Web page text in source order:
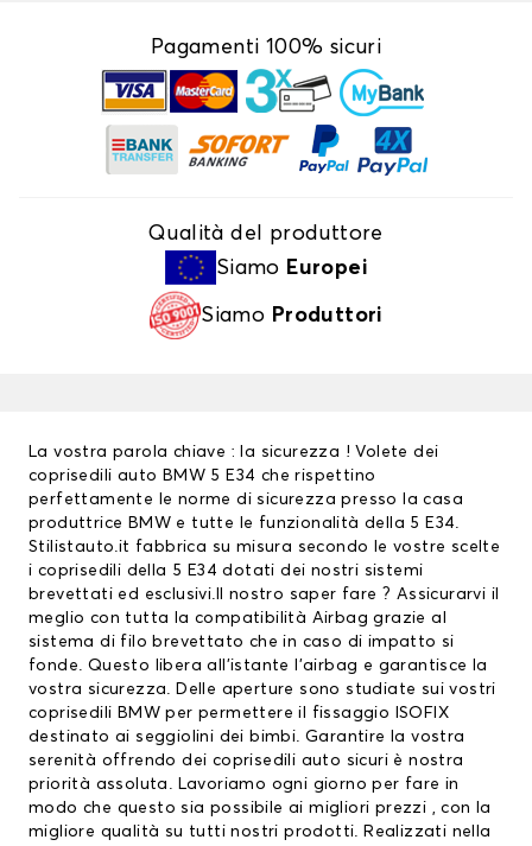
Pagamenti 100% sicuri
Qualità del produttore
Siamo Europei
Siamo Produttori
La vostra parola chiave : la sicurezza ! Volete dei
coprisedili auto BMW 5 E34 che rispettino
perfettamente le norme di sicurezza presso la casa
produttrice BMW e tutte le funzionalità della 5 E34.
Stilistauto.it fabbrica su misura secondo le vostre scelte
i coprisedili della 5 E34 dotati dei nostri sistemi
brevettati ed esclusivi.Il nostro saper fare ? Assicurarvi il
meglio con tutta la compatibilità Airbag grazie al
sistema di filo brevettato che in caso di impatto si
fonde. Questo libera all’istante l’airbag e garantisce la
vostra sicurezza. Delle aperture sono studiate sui vostri
coprisedili BMW per permettere il fissaggio ISOFIX
destinato ai seggiolini dei bimbi. Garantire la vostra
serenità offrendo dei coprisedili auto sicuri è nostra
priorità assoluta. Lavoriamo ogni giorno per fare in
modo che questo sia possibile ai migliori prezzi , con la
migliore qualità su tutti nostri prodotti. Realizzati nella